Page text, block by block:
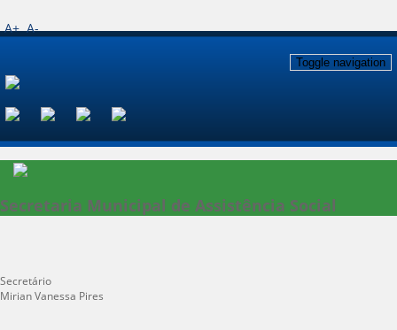
A+ A-
Toggle navigation
Secretaria Municipal de Assistência Social
Secretário
Mirian Vanessa Pires